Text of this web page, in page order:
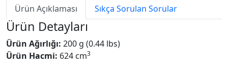
Ürün Açıklaması Sıkça Sorulan Sorular
Ürün Detayları
Ürün Ağırlığı: 200 g (0.44 lbs)
Ürün Hacmi: 624 cm3